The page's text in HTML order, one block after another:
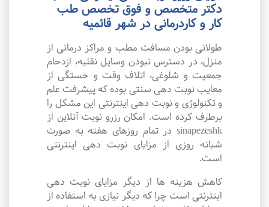
دکتر متخصص و فوق تخصص طب
کار و کاردرمانی در شهر قائمیه
طولانی بودن مسافت مطب و مراکز درمانی از
منزل، در دسترس نبودن وسایل نقلیه، ازدحام
جمعیت و شلوغی، اتلاف وقت و خستگی از
معایب نوبت دهی سنتی بوده که پیشرفت علم
و تکنولوژی و نوبت دهی اینترنتی این مشکل را
برطرف کرده است. امکان رزرو نوبت آنلاین از
sinapezeshk در تمام روزهای هفته به صورت
شبانه روزی از مزایای نوبت دهی اینترنتی
است.
کاهش هزینه ها از دیگر مزایای نوبت دهی
اینترنتی است چرا که دیگر نیازی به استفاده از